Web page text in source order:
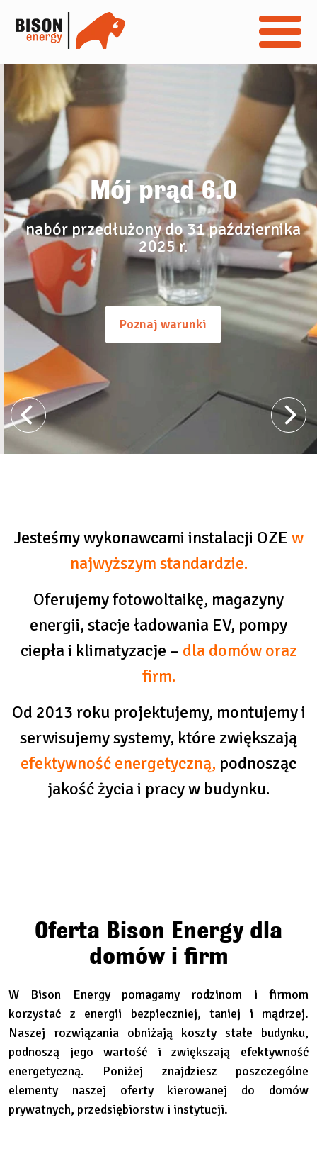
Mój prąd 6.0
nabór przedłużony do 31 października
2025 r.
Poznaj warunki
Jesteśmy wykonawcami instalacji OZE w
najwyższym standardzie.
Oferujemy fotowoltaikę, magazyny
energii, stacje ładowania EV, pompy
ciepła i klimatyzacje – dla domów oraz
firm.
Od 2013 roku projektujemy, montujemy i
serwisujemy systemy, które zwiększają
efektywność energetyczną, podnosząc
jakość życia i pracy w budynku.
Oferta Bison Energy dla
domów i firm
W Bison Energy pomagamy rodzinom i firmom
korzystać z energii bezpieczniej, taniej i mądrzej.
Naszej rozwiązania obniżają koszty stałe budynku,
podnoszą jego wartość i zwiększają efektywność
energetyczną. Poniżej znajdziesz poszczególne
elementy naszej oferty kierowanej do domów
prywatnych, przedsiębiorstw i instytucji.